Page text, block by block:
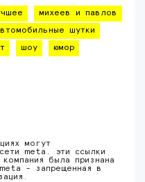
михеев и павлов
шутки
шоу юмор
могут
meta. эти ссылки
была признана
- запрещенная в